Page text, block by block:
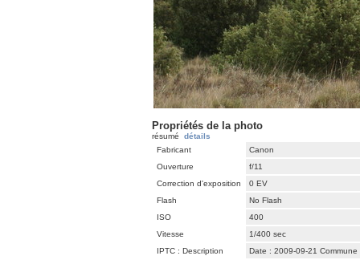
Propriétés de la photo
résumé détails
Fabricant
Canon
Ouverture
f/11
Correction d'exposition
0 EV
Flash
No Flash
ISO
400
Vitesse
1/400 sec
IPTC : Description
Date : 2009-09-21